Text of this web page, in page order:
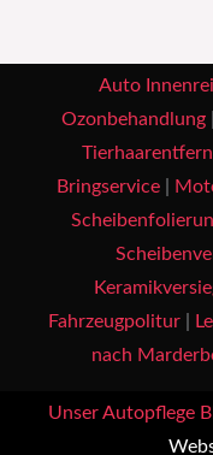
Auto
Ozonbehandlung|
Bringservice|
Fahrzeugpolitur|
nach
Unser Autopflege